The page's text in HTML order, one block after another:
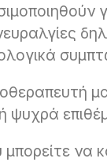
ψυχρά
να